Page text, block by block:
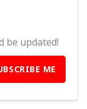
be updated!